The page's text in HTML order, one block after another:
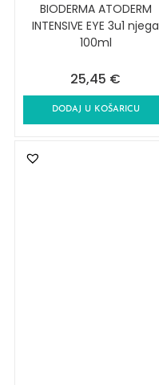
BIODERMA ATODERM
INTENSIVE EYE 3u1 njega
100ml
25,45 €
DODAJ U KOŠARICU